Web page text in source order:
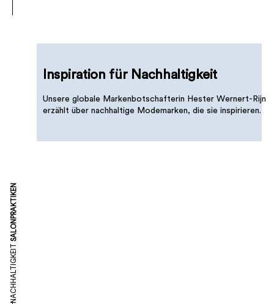
Inspiration für Nachhaltigkeit
Unsere globale Markenbotschafterin Hester Wernert-Rijn
erzählt über nachhaltige Modemarken, die sie inspirieren.
NACHHALTIGKEIT
SALONPRAKTIKEN